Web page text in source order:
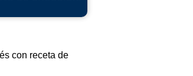
con receta de